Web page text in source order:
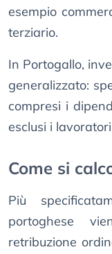
esempio
terziario.
In Portogallo,
generalizzato:
compresi i
esclusi i
Come si
Più
portoghese
retribuzione